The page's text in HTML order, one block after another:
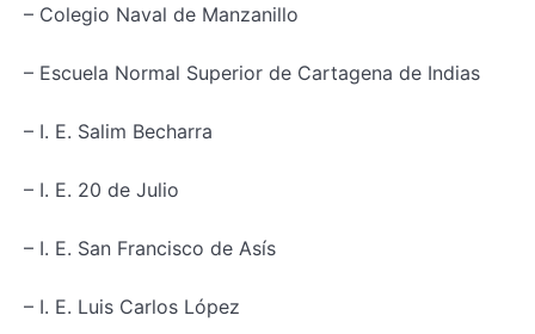
– Colegio Naval de Manzanillo
– Escuela Normal Superior de Cartagena de Indias
– I. E. Salim Becharra
– I. E. 20 de Julio
– I. E. San Francisco de Asís
– I. E. Luis Carlos López